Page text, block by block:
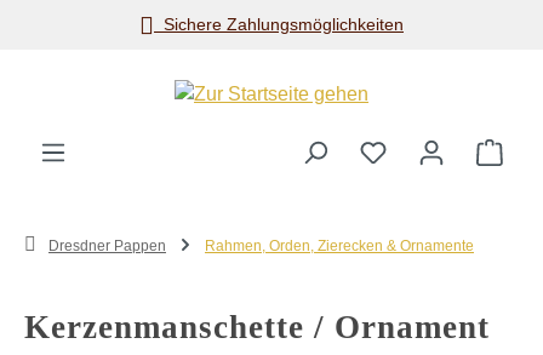
Zum Hauptinhalt springenSichere Zahlungsmöglichkeiten
Dresdner Pappen Rahmen, Orden, Zierecken & Ornamente
Kerzenmanschette / Ornament